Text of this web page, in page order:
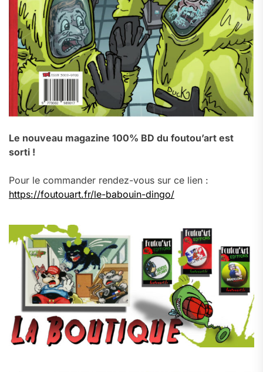
Le nouveau magazine 100% BD du foutou’art est
sorti !
Pour le commander rendez-vous sur ce lien :
https://foutouart.fr/le-babouin-dingo/